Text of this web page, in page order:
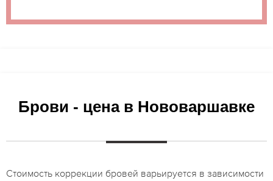
Брови - цена в Нововаршавке
Стоимость коррекции бровей варьируется в зависимости